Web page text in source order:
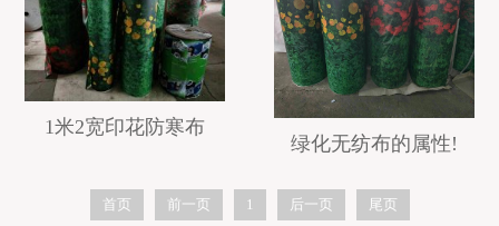
1米2宽印花防寒布
绿化无纺布的属性!
首页 前一页 1 后一页 尾页